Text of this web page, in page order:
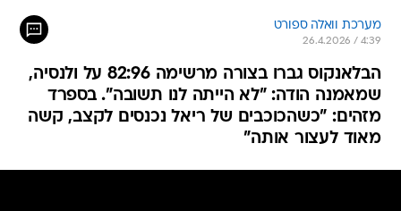
מערכת וואלה ספורט
26.4.2026 / 4:39
הבלאנקוס גברו בצורה מרשימה 82:96 על ולנסיה,
שמאמנה הודה: "לא הייתה לנו תשובה". בספרד
מזהים: "כשהכוכבים של ריאל נכנסים לקצב, קשה
מאוד לעצור אותה"